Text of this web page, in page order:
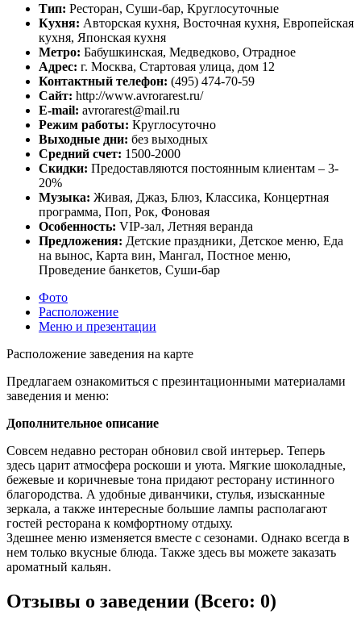
Тип: Ресторан, Суши-бар, Круглосуточные
Кухня: Авторская кухня, Восточная кухня, Европейская
кухня, Японская кухня
Метро: Бабушкинская, Медведково, Отрадное
Адрес: г. Москва, Стартовая улица, дом 12
Контактный телефон: (495) 474-70-59
Сайт: http://www.avrorarest.ru/
E-mail: avrorarest@mail.ru
Режим работы: Круглосуточно
Выходные дни: без выходных
Средний счет: 1500-2000
Скидки: Предоставляются постоянным клиентам – 3-
20%
Музыка: Живая, Джаз, Блюз, Классика, Концертная
программа, Поп, Рок, Фоновая
Особенность: VIP-зал, Летняя веранда
Предложения: Детские праздники, Детское меню, Еда
на вынос, Карта вин, Мангал, Постное меню,
Проведение банкетов, Суши-бар
Фото
Расположение
Меню и презентации
Расположение заведения на карте
Предлагаем ознакомиться с презинтационными материалами
заведения и меню:
Дополнительное описание
Совсем недавно ресторан обновил свой интерьер. Теперь
здесь царит атмосфера роскоши и уюта. Мягкие шоколадные,
бежевые и коричневые тона придают ресторану истинного
благородства. А удобные диванчики, стулья, изысканные
зеркала, а также интересные большие лампы располагают
гостей ресторана к комфортному отдыху.
Здешнее меню изменяется вместе с сезонами. Однако всегда в
нем только вкусные блюда. Также здесь вы можете заказать
ароматный кальян.
Отзывы о заведении (Всего: 0)